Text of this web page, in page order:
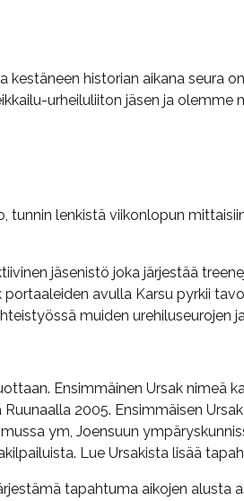
historian aikana seura
urheiluliiton jäsen ja olemme
tunnin lenkistä viikonlopun
jäsenistö joka järjestää
avulla Karsu pyrkii
muiden urehiluseurojen
Ensimmäinen Ursak nimeä
2005. Ensimmäisen
ym, Joensuun
Lue Ursakista lisää
tapahtuma aikojen alusta